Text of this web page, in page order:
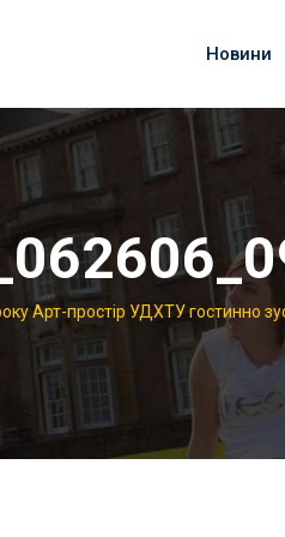
Новини
Арт-простір УДХТУ гостинно